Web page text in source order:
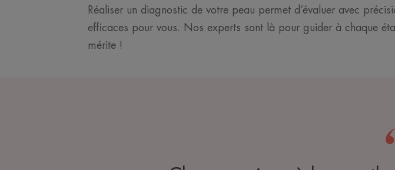
Réaliser un diagnostic de votre peau permet d’évaluer avec
efficaces pour vous. Nos experts sont là pour guider à chaque
mérite !